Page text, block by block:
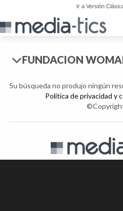
Ir a Versión
FUNDACION
Su búsqueda no produjo ningún
Política de privacidad y